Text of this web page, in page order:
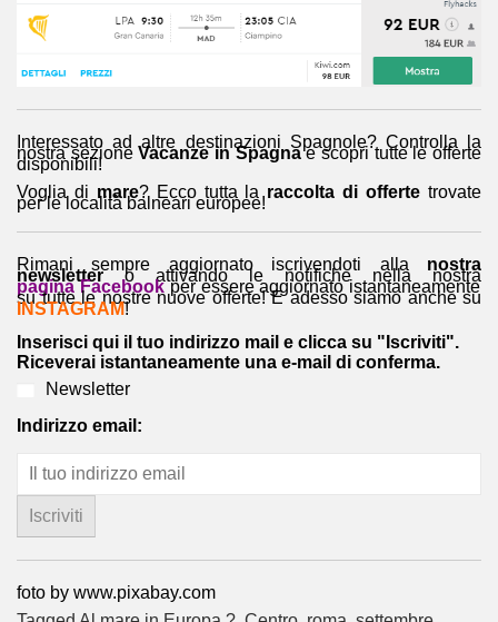
Interessato ad altre destinazioni Spagnole? Controlla la
nostra sezioneVacanze in Spagnae scopri tutte le offerte
disponibili!
Voglia di mare? Ecco tutta la raccolta di offerte trovate
per le località balneari europee!
Rimani sempre aggiornato iscrivendoti alla nostra
newslettero attivando le notifiche nella nostra
pagina Facebookper essere aggiornato istantaneamente
su tutte le nostre nuove offerte! E adesso siamo anche su
INSTAGRAM!
Inserisci qui il tuo indirizzo mail e clicca su "Iscriviti".
Riceverai istantaneamente una e-mail di conferma.
Newsletter
Indirizzo email:
foto by www.pixabay.com